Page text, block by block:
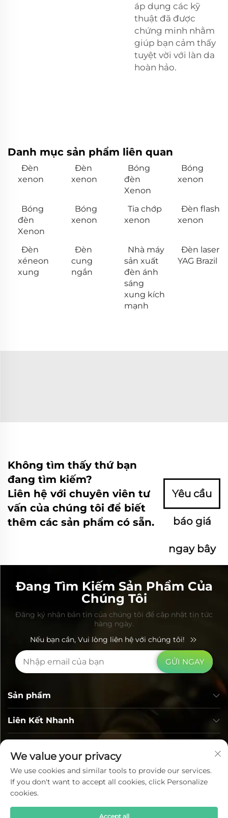
áp dụng các kỹ
thuật đã được
chứng minh nhằm
giúp bạn cảm thấy
tuyệt vời với làn da
hoàn hảo.
Danh mục sản phẩm liên quan
Đèn
xenon
Đèn
xenon
Bóng
đèn
Xenon
Bóng
xenon
Bóng
đèn
Xenon
Bóng
xenon
Tia chớp
xenon
Đèn flash
xenon
Đèn
xéneon
xung
Đèn
cung
ngắn
Nhà máy
sản xuất
đèn ánh
sáng
xung kích
mạnh
Đèn laser
YAG Brazil
Không tìm thấy thứ bạn
đang tìm kiếm?
Liên hệ với chuyên viên tư
vấn của chúng tôi để biết
thêm các sản phẩm có sẵn.
Yêu cầu
báo giá
ngay bây
Đang Tìm Kiếm Sản Phẩm Của
Chúng Tôi
Đăng ký nhận bản tin của chúng tôi để cập nhật tin tức
hàng ngày.
Nếu bạn cần, Vui lòng liên hệ với chúng tôi!
GỬI NGAY
Liên Kết Nhanh
Sản phẩm
We value your privacy
We use cookies and similar tools to provide our services.
If you don't want to accept all cookies, click Personalize
cookies.
Accept all